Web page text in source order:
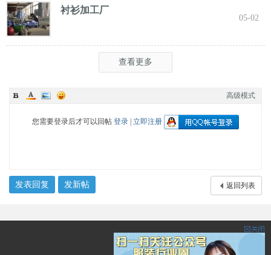
衬衫加工厂
05-02
查看更多
高级模式
您需要登录后才可以回帖 登录 立即注册
发表回复 发新帖 返回列表
服装圈